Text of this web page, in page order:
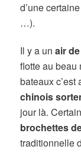
d’une
…).
Il y a unair
flotte au beau
bateaux c’est
chinois
jour là.
brochettes
traditionnelle